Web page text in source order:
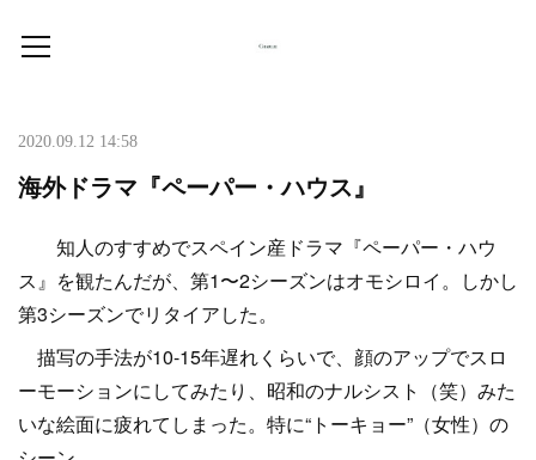
2020.09.12 14:58
海外ドラマ『ペーパー・ハウス』
知人のすすめでスペイン産ドラマ『ペーパー・ハウ
ス』を観たんだが、第1〜2シーズンはオモシロイ。しかし
第3シーズンでリタイアした。
描写の手法が10-15年遅れくらいで、顔のアップでスロ
ーモーションにしてみたり、昭和のナルシスト（笑）みた
いな絵面に疲れてしまった。特に“トーキョー”（女性）の